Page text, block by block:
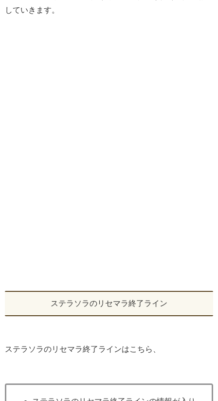
していきます。
ステラソラのリセマラ終了ライン
ステラソラのリセマラ終了ラインはこちら、